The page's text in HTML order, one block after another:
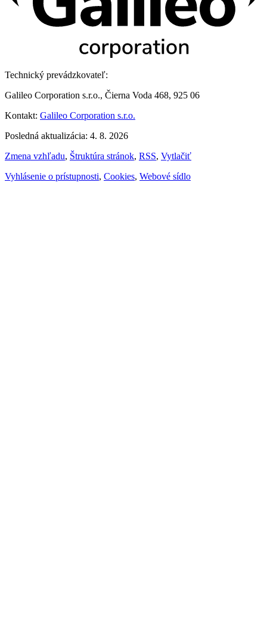
Technický prevádzkovateľ:
Galileo Corporation s.r.o., Čierna Voda 468, 925 06
Kontakt: Galileo Corporation s.r.o.
Posledná aktualizácia: 4. 8. 2026
Zmena vzhľadu, Štruktúra stránok, RSS, Vytlačiť
Vyhlásenie o prístupnosti, Cookies, Webové sídlo